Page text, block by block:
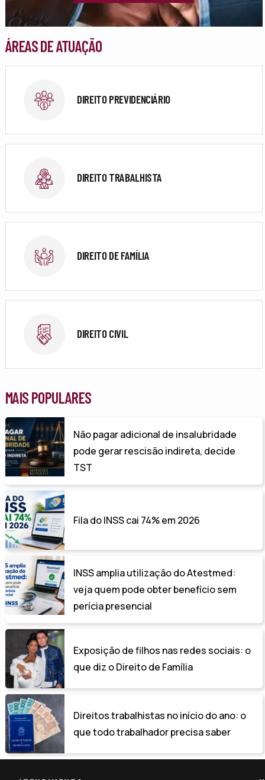
ÁREAS DE ATUAÇÃO
DIREITO PREVIDENCIÁRIO
DIREITO TRABALHISTA
DIREITO DE FAMÍLIA
DIREITO CIVIL
MAIS POPULARES
Não pagar adicional de insalubridade
pode gerar rescisão indireta, decide
TST
Fila do INSS cai 74% em 2026
INSS amplia utilização do Atestmed:
veja quem pode obter benefício sem
perícia presencial
Exposição de filhos nas redes sociais: o
que diz o Direito de Família
Direitos trabalhistas no início do ano: o
que todo trabalhador precisa saber